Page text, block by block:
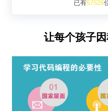
已有67626
让每个孩子